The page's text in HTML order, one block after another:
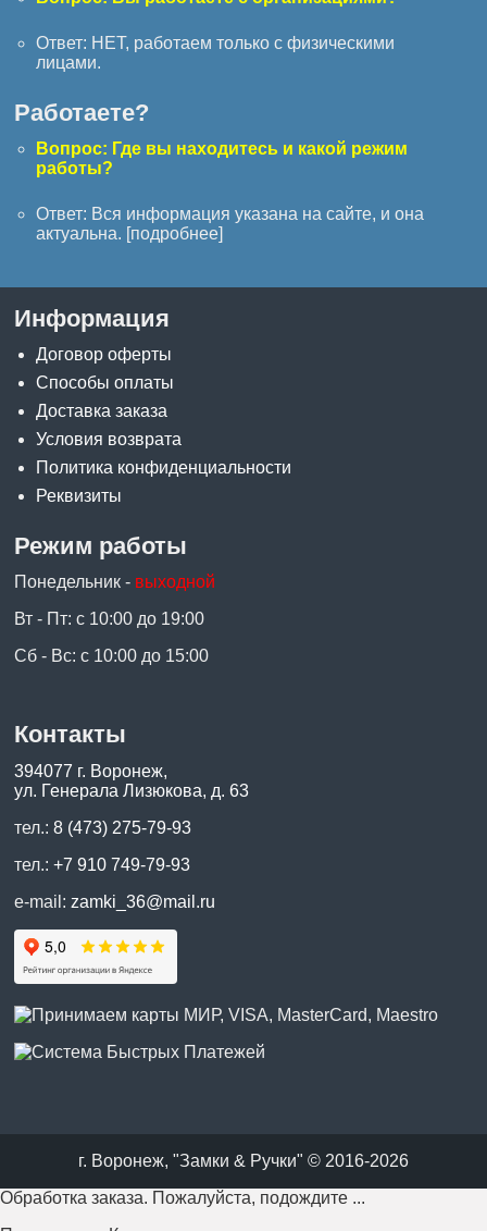
Ответ: НЕТ, работаем только с физическими
лицами.
Работаете?
Вопрос: Где вы находитесь и какой режим
работы?
Ответ: Вся информация указана на сайте, и она
актуальна. [подробнее]
Информация
Договор оферты
Способы оплаты
Доставка заказа
Условия возврата
Политика конфиденциальности
Реквизиты
Режим работы
Понедельник - выходной
Вт - Пт: с 10:00 до 19:00
Сб - Вс: с 10:00 до 15:00
Контакты
394077 г. Воронеж,
ул. Генерала Лизюкова, д. 63
тел.:8 (473) 275-79-93
тел.:+7 910 749-79-93
e-mail: zamki_36@mail.ru
г. Воронеж, "Замки & Ручки" © 2016-2026
Обработка заказа. Пожалуйста, подождите ...